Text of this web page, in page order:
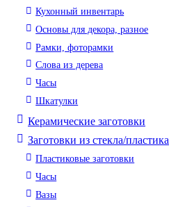
Кухонный инвентарь
Основы для декора, разное
Рамки, фоторамки
Слова из дерева
Часы
Шкатулки
Керамические заготовки
Заготовки из стекла/пластика
Пластиковые заготовки
Часы
Вазы